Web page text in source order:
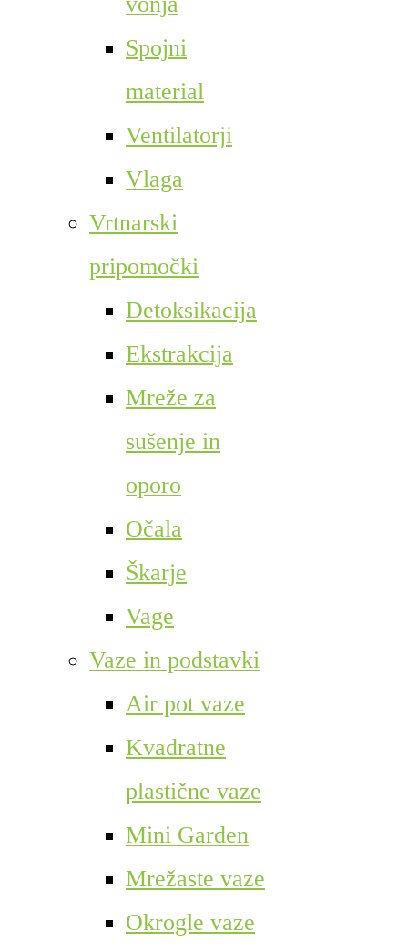
Spojni
material
Ventilatorji
Vlaga
Vrtnarski
pripomočki
Detoksikacija
Ekstrakcija
Mreže za
sušenje in
oporo
Očala
Škarje
Vage
Vaze in podstavki
Air pot vaze
Kvadratne
plastične vaze
Mini Garden
Mrežaste vaze
Okrogle vaze